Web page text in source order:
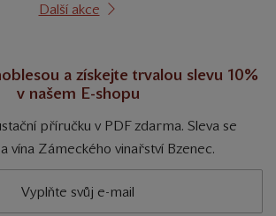
Další akce
a získejte trvalou slevu 10%
v našem E-shopu
příručku v PDF zdarma. Sleva se
vína Zámeckého vinařství Bzenec.